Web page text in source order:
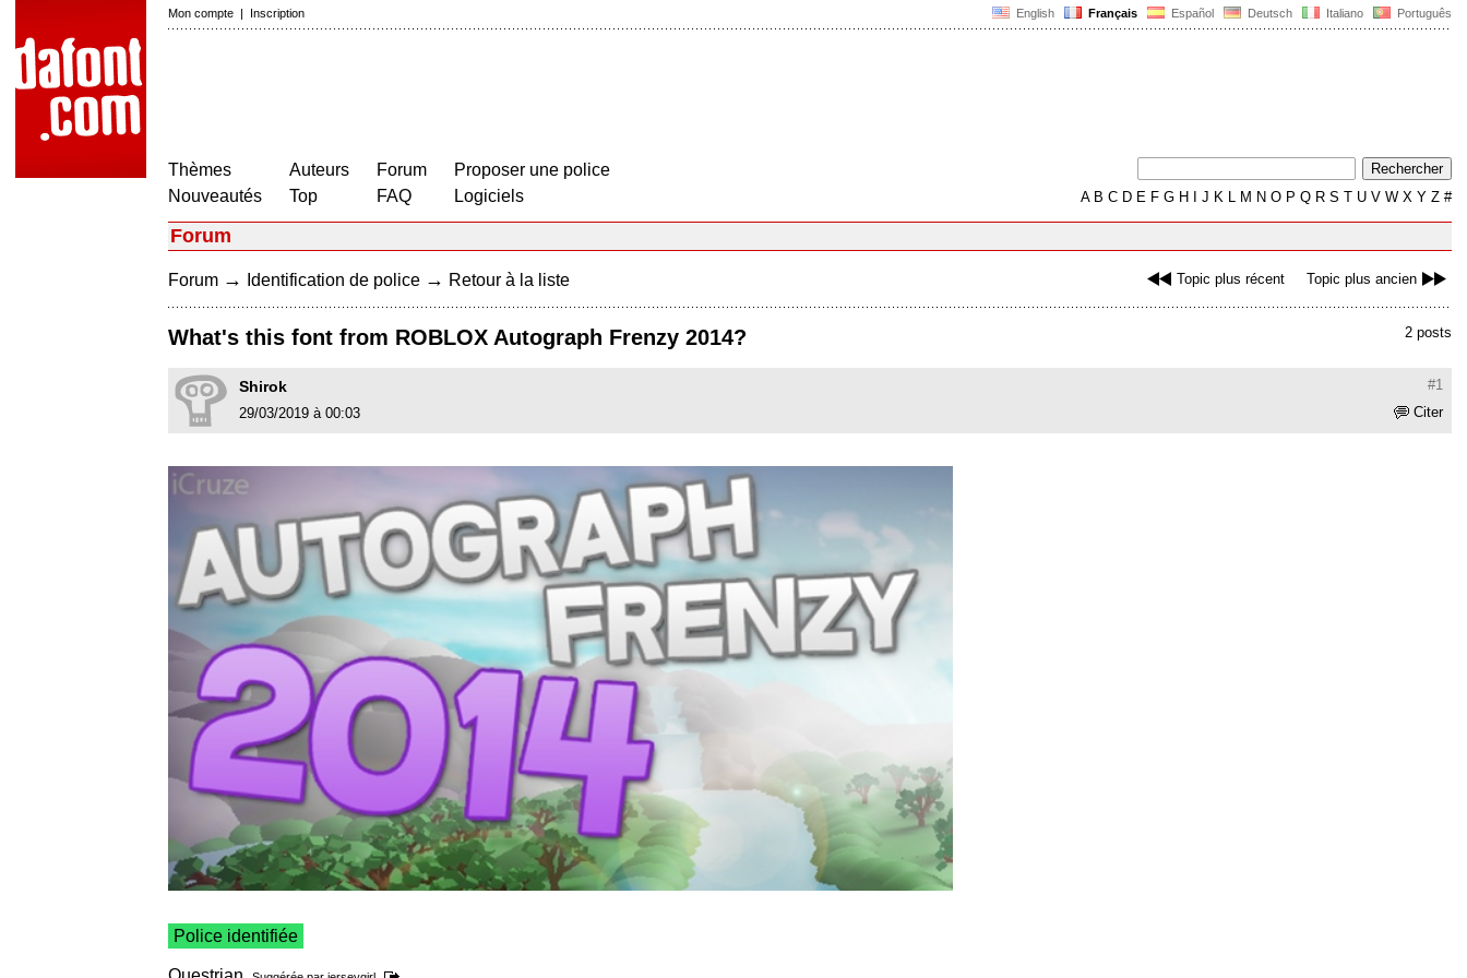
English Français Español Deutsch Italiano Português
Mon compte | Inscription
Thèmes
Nouveautés
Auteurs
Top
Forum
FAQ
Proposer une police
Logiciels
AB C D E F G H J K L M N O P Q R S T U V W X Y Z #
Forum
Topic plus récent Topic plus ancien
Forum → Identification de police → Retour à la liste
2 posts
What's this font from ROBLOX Autograph Frenzy 2014?
#1
Shirok
Citer
29/03/2019 à 00:03
Police identifiée